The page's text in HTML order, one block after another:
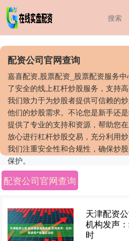
配资公司官网查询
嘉喜配资,股票配资_股票配资服务
了安全的线上杠杆炒股服务，支持
我们致力于为炒股者提供可信赖的
他们的炒股需求。不论您是新手还
提供了专业的支持和资源，帮助您
放心进行杠杆炒股交易，充分利用
我们注重安全性和合规性，确保炒
保护。
配资公司官网查询
天津配资
机构发声
时